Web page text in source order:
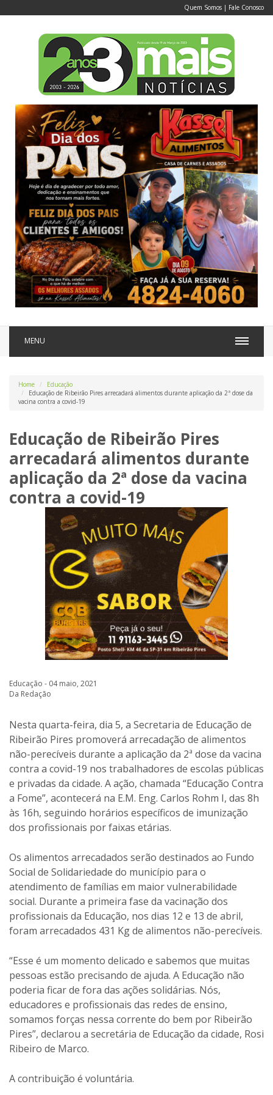
Quem Somos | Fale Conosco
MENU
Home
Educação
Educação de Ribeirão Pires arrecadará alimentos durante aplicação da 2ª dose da
vacina contra a covid-19
Educação de Ribeirão Pires
arrecadará alimentos durante
aplicação da 2ª dose da vacina
contra a covid-19
Educação - 04 maio, 2021
Da Redação
Nesta quarta-feira, dia 5, a Secretaria de Educação de
Ribeirão Pires promoverá arrecadação de alimentos
não-perecíveis durante a aplicação da 2ª dose da vacina
contra a covid-19 nos trabalhadores de escolas públicas
e privadas da cidade. A ação, chamada “Educação Contra
a Fome”, acontecerá na E.M. Eng. Carlos Rohm I, das 8h
às 16h, seguindo horários específicos de imunização
dos profissionais por faixas etárias.
Os alimentos arrecadados serão destinados ao Fundo
Social de Solidariedade do município para o
atendimento de famílias em maior vulnerabilidade
social. Durante a primeira fase da vacinação dos
profissionais da Educação, nos dias 12 e 13 de abril,
foram arrecadados 431 Kg de alimentos não-perecíveis.
“Esse é um momento delicado e sabemos que muitas
pessoas estão precisando de ajuda. A Educação não
poderia ficar de fora das ações solidárias. Nós,
educadores e profissionais das redes de ensino,
somamos forças nessa corrente do bem por Ribeirão
Pires”, declarou a secretária de Educação da cidade, Rosi
Ribeiro de Marco.
A contribuição é voluntária.